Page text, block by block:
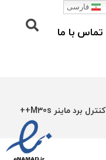
تماس با ما
کنترل برد ماینر M30s++
فارسی